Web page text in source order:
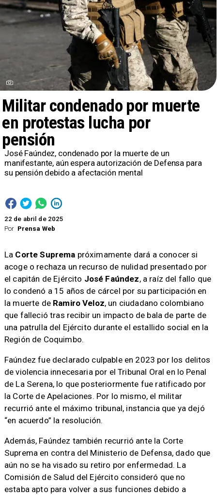
Por Prensa Web
Militar condenado por muerte
en protestas lucha por
pensión
22 de abril de 2025
José Faúndez, condenado por la muerte de un
manifestante, aún espera autorización de Defensa para
su pensión debido a afectación mental
La Corte Suprema próximamente dará a conocer si
acoge o rechaza un recurso de nulidad presentado por
el capitán de Ejército José Faúndez, a raíz del fallo que
lo condenó a 15 años de cárcel por su participación en
la muerte de Ramiro Veloz, un ciudadano colombiano
que falleció tras recibir un impacto de bala de parte de
una patrulla del Ejército durante el estallido social en la
Región de Coquimbo.
Faúndez fue declarado culpable en 2023 por los delitos
de violencia innecesaria por el Tribunal Oral en lo Penal
de La Serena, lo que posteriormente fue ratificado por
la Corte de Apelaciones. Por lo mismo, el militar
recurrió ante el máximo tribunal, instancia que ya dejó
“en acuerdo” la resolución.
Además, Faúndez también recurrió ante la Corte
Suprema en contra del Ministerio de Defensa, dado que
aún no se ha visado su retiro por enfermedad. La
Comisión de Salud del Ejército consideró que no
estaba apto para volver a sus funciones debido a